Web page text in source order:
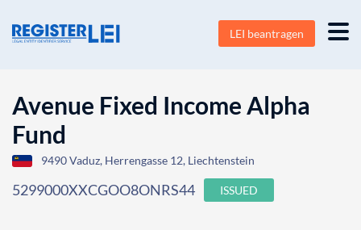
LEI beantragen
Avenue Fixed Income Alpha
Fund
9490 Vaduz, Herrengasse 12, Liechtenstein
5299000XXCGOO8ONRS44 ISSUED